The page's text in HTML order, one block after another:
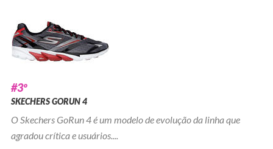
#3º
SKECHERS GORUN 4
O Skechers GoRun 4 é um modelo de evolução da linha que
agradou crítica e usuários....